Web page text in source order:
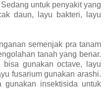
untuk penyakit yang
daun, layu bakteri, layu
semenjak pra tanam
tanah yang benar.
bisa gunakan octave, layu
fusarium gunakan arashi.
gunakan insektisida untuk